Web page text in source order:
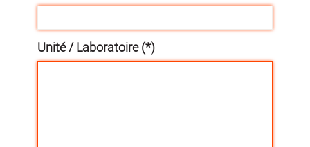
Unité / Laboratoire (*)